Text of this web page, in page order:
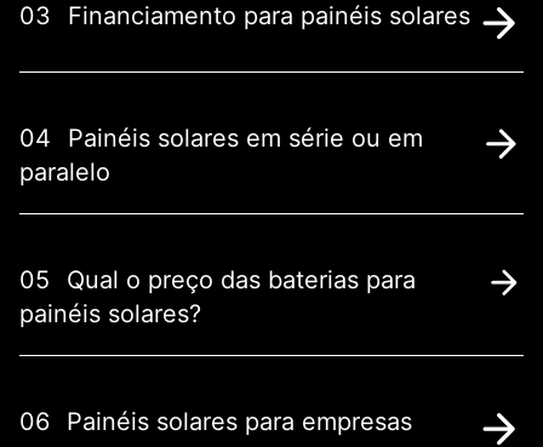
03 Financiamento para painéis solares
04
Painéis solares em série ou em
paralelo
05
Qual o preço das baterias para
painéis solares?
06 Painéis solares para empresas